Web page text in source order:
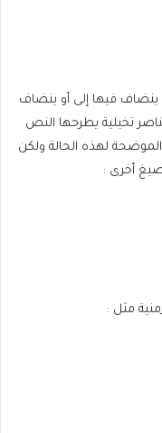
ينضاف فيها إلى أو ينضاف
تخيلية يطرحها النص
لهذه الحالة ولكن
أخرى :
مثل :